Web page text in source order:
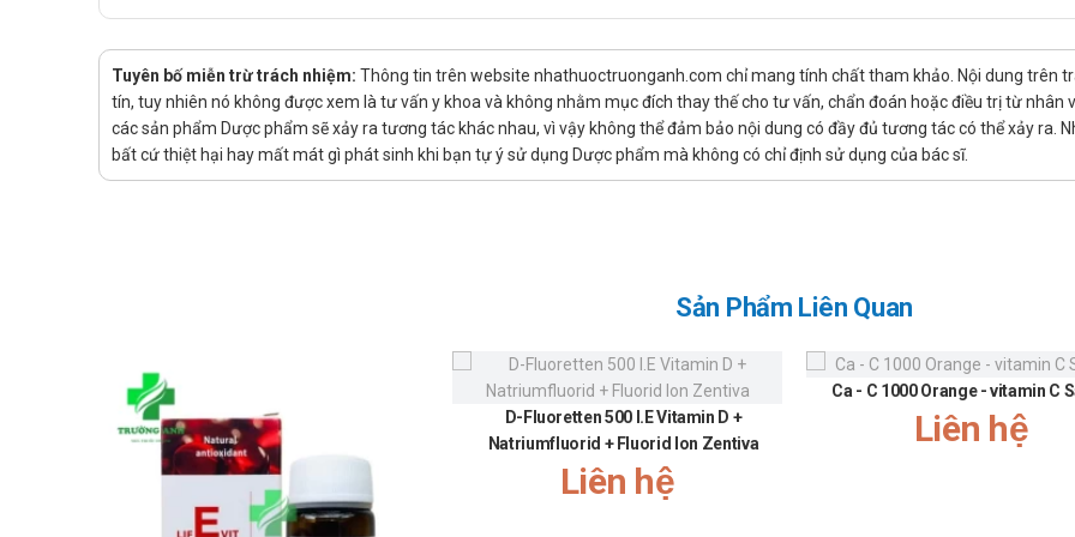
Lưu ý đặc biệt và thận trọng khi sử dụng Zenvimin C 500
Dùng vitamin C liều cao kéo dài có thể dẫn đến hiện tượng nhờn thuốc, do đó khi giảm liều sẽ dẫn đến thiếu hụt
đến bệnh scorbut ở trẻ sơ sinh.
Tăng oxalat niệu có thể xảy ra sau khi dùng liều cao vitamin C. Vitamin C có thể gây acid - hóa nước tiểu, đôi khi dẫn
Sử dụng cho phụ nữ có thai hoặc đang cho con bú
chưa thấy xảy ra vấn đề gì trên người. Tuy nhiên, uống những lượng lớn vitamin C trong khi mang thai có thể làm
sinh.
Bà mẹ cho con bú: Vitamin C phân bố trong sữa mẹ. Người cho con bú dùng vitamin C theo nhu cầu bình thường, chưa
Sử dụng cho người lái xe và vận hành máy móc
Chưa có báo cáo cụ thể về ảnh hưởng của sản phẩm với người lái xe và vận hành máy móc. Tuy nhiên, để đảm
Tuyên bố miễn trừ trách nhiệm: Thông tin trên website nhathuoctruonganh.com chỉ mang tính chất tham khảo. Nội dung trên
tín, tuy nhiên nó không được xem là tư vấn y khoa và không nhằm mục đích thay thế cho tư vấn, chẩn đoán hoặc điều trị từ
các sản phẩm Dược phẩm sẽ xảy ra tương tác khác nhau, vì vậy không thể đảm bảo nội dung có đầy đủ tương tác có thể xảy ra.
bất cứ thiệt hại hay mất mát gì phát sinh khi bạn tự ý sử dụng Dược phẩm mà không có chỉ định sử dụng của bác sĩ.
Sản Phẩm Liên Quan
D-Fluoretten 500 I.E Vitamin D +
Natriumfluorid + Fluorid Ion Zentiva
Liên hệ
Ca - C 1000 Orange - vitamin C
Liên hệ